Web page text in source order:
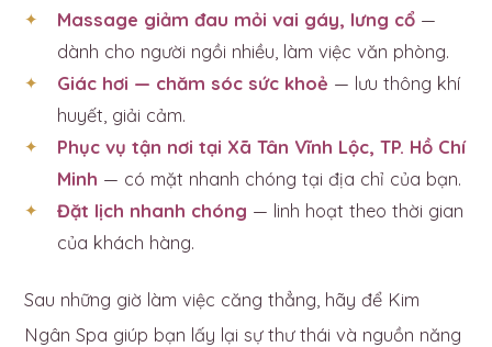
Massage giảm đau mỏi vai gáy, lưng cổ —
dành cho người ngồi nhiều, làm việc văn phòng.
Giác hơi — chăm sóc sức khoẻ — lưu thông khí
huyết, giải cảm.
Phục vụ tận nơi tại Xã Tân Vĩnh Lộc, TP. Hồ Chí
Minh — có mặt nhanh chóng tại địa chỉ của bạn.
Đặt lịch nhanh chóng — linh hoạt theo thời gian
của khách hàng.
Sau những giờ làm việc căng thẳng, hãy để Kim
Ngân Spa giúp bạn lấy lại sự thư thái và nguồn năng